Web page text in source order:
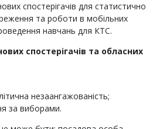
спостерігачів для статистично
та роботи в мобільних
навчань для КТС.
спостерігачів та обласних
незаангажованість;
за виборами.